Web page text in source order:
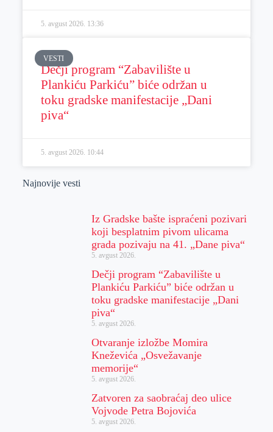
5. avgust 2026. 13:36
VESTI
Dečji program “Zabavilište u
Plankiću Parkiću” biće održan u
toku gradske manifestacije „Dani
piva“
5. avgust 2026. 10:44
Najnovije vesti
Iz Gradske bašte ispraćeni pozivari
koji besplatnim pivom ulicama
grada pozivaju na 41. „Dane piva“
5. avgust 2026.
Dečji program “Zabavilište u
Plankiću Parkiću” biće održan u
toku gradske manifestacije „Dani
piva“
5. avgust 2026.
Otvaranje izložbe Momira
Kneževića „Osvežavanje
memorije“
5. avgust 2026.
Zatvoren za saobraćaj deo ulice
Vojvode Petra Bojovića
5. avgust 2026.